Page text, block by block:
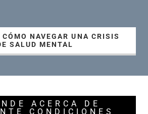
CÓMO NAVEGAR UNA CRISIS
SALUD MENTAL
ACERCA DE
CONDICIONES